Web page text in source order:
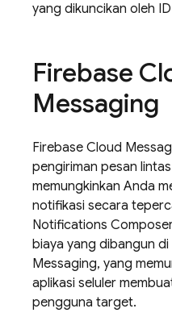
yang dikuncikan oleh
Firebase
Messaging
Firebase Cloud
pengiriman pesan
memungkinkan Anda
notifikasi secara
Notifications
biaya yang dibangun di
Messaging, yang
aplikasi seluler
pengguna target.